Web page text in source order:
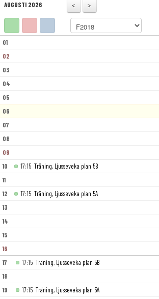
KONTAKT
AUGUSTI 2026
01
02
03
04
05
06
07
08
09
10 17:15 Träning, Ljusseveka plan 5B
11
12
17:15 Träning, Ljusseveka plan 5A
13
14
15
16
17 17:15 Träning, Ljusseveka plan 5B
18
19
17:15 Träning, Ljusseveka plan 5A